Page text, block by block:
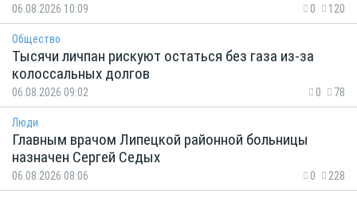
06.08.2026 10:09 0 120
Общество
Тысячи личпан рискуют остаться без газа из-за
колоссальных долгов
06.08.2026 09:02 0 78
Люди
Главным врачом Липецкой районной больницы
назначен Сергей Седых
06.08.2026 08:06 0 228